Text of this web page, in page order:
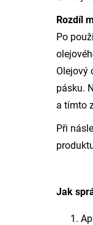
Rozdíl
Po
Olejový
pásku.
a tímto
Při
Jak